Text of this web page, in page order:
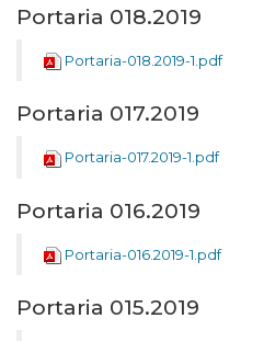
Portaria 018.2019
Portaria-018.2019-1.pdf
Portaria 017.2019
Portaria-017.2019-1.pdf
Portaria 016.2019
Portaria-016.2019-1.pdf
Portaria 015.2019